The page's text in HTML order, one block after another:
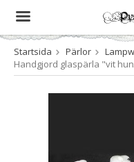
Produkten
Startsida Pärlor
Handgjord glaspärla "vit